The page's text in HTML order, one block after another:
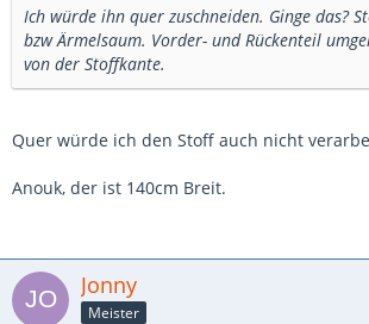
Ich würde ihn quer zuschneiden. Ginge das?
bzw Ärmelsaum. Vorder- und Rückenteil
von der Stoffkante.
Quer würde ich den Stoff auch nicht
Anouk, der ist 140cm Breit.
Jonny
Meister